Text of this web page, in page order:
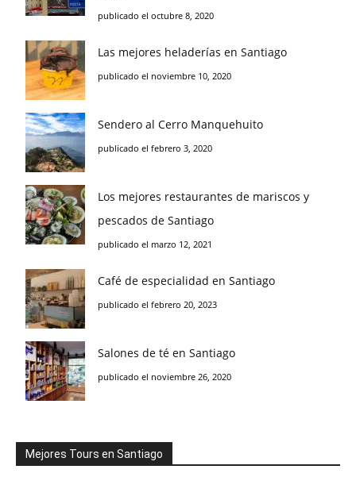
publicado el octubre 8, 2020
Las mejores heladerías en Santiago
publicado el noviembre 10, 2020
Sendero al Cerro Manquehuito
publicado el febrero 3, 2020
Los mejores restaurantes de mariscos y
pescados de Santiago
publicado el marzo 12, 2021
Café de especialidad en Santiago
publicado el febrero 20, 2023
Salones de té en Santiago
publicado el noviembre 26, 2020
Mejores Tours en Santiago